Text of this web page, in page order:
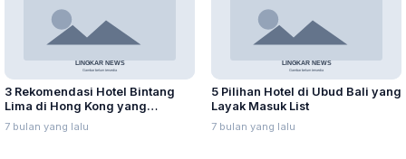
3 Rekomendasi Hotel Bintang
Lima di Hong Kong yang
Menyediakan Late Check Out
7 bulan yang lalu
5 Pilihan Hotel di Ubud Bali yang
Layak Masuk List
7 bulan yang lalu